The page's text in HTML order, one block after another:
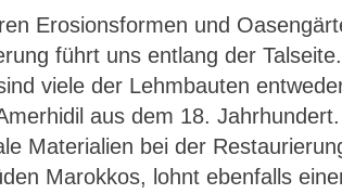
Erosionsformen und
führt uns entlang der
viele der Lehmbauten
aus dem 18.
Materialien bei der
Marokkos, lohnt ebenfalls